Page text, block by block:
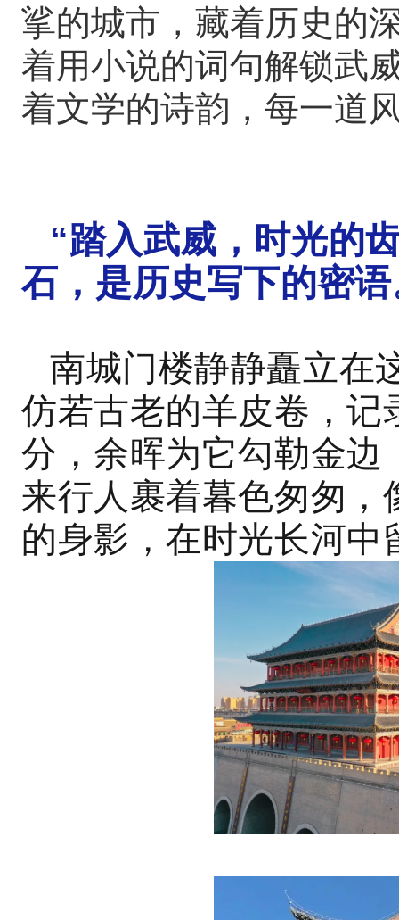
挲的城市，藏着历史的
着用小说的词句解锁武
着文学的诗韵，每一道
“踏入武威，时光的
石，是历史写下的密
勒金边，车马喧嚣从
像极了小说里那些奔
深或浅的足迹。
南城门楼静静矗立在
仿若古老的羊皮卷，记
分，余晖为它勾勒金边
来行人裹着暮色匆匆
的身影，在时光长河